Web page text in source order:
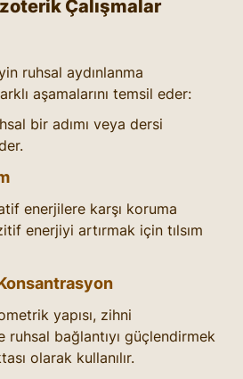
Çalışmalar
ruhsal aydınlanma
aşamalarını temsil eder:
bir adımı veya dersi
enerjilere karşı koruma
enerjiyi artırmak için tılsım
yapısı, zihni
ruhsal bağlantıyı güçlendirmek
olarak kullanılır.